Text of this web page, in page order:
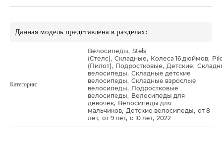
Данная модель представлена в разделах:
Категории:
Велосипеды, Stels
(Стелс), Складные, Колеса 16 дюймов,
(Пилот), Подростковые, Детские,
велосипеды, Складные детские
велосипеды, Складные взрослые
велосипеды, Подростковые
велосипеды, Велосипеды для
девочек, Велосипеды для
мальчиков, Детские велосипеды, от 8
лет, от 9 лет, с 10 лет, 2022